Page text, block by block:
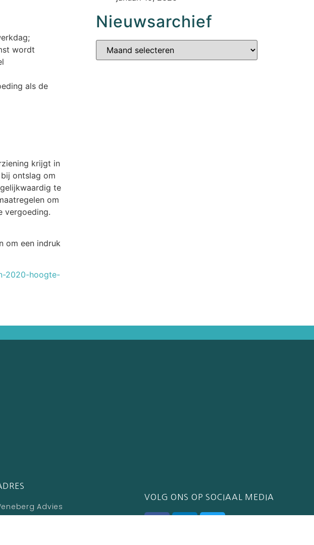
wordt
als de
krijgt in
ontslag om
te
om
vergoeding.
om een indruk
2020-hoogte-
Nieuwsarchief
Advies
VOLG ONS OP SOCIAAL MEDIA